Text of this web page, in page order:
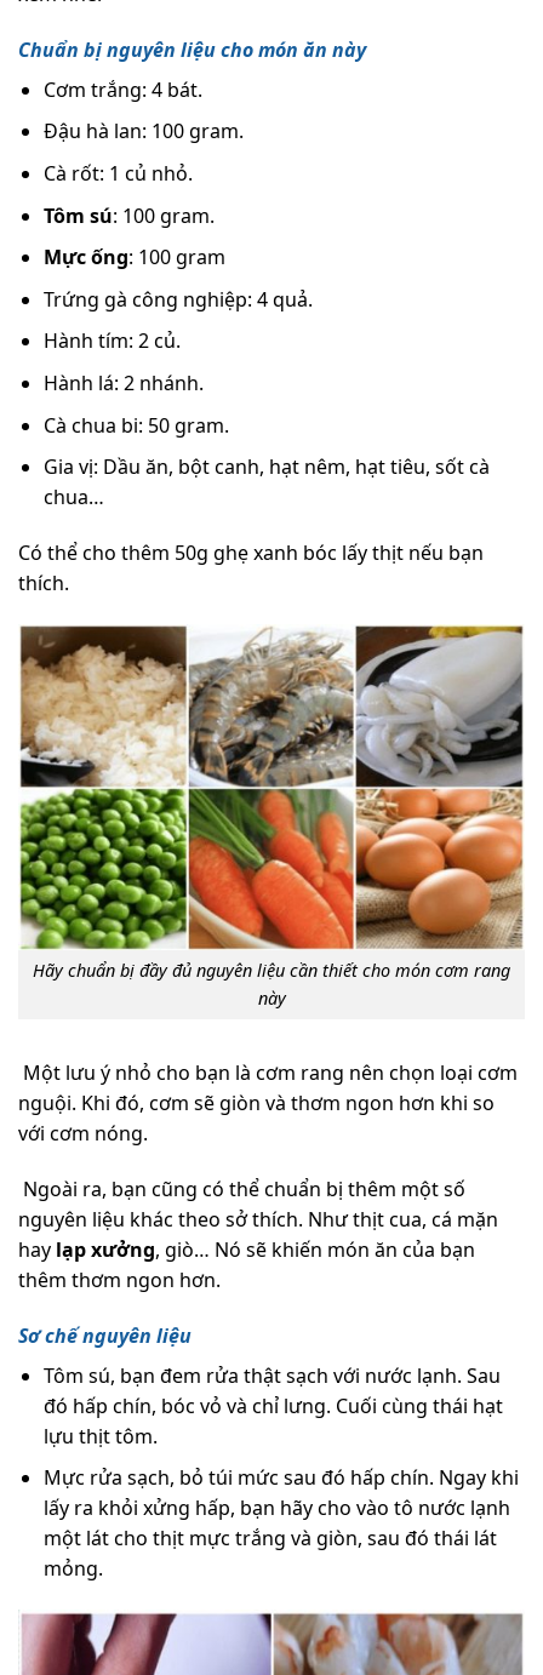
Chuẩn bị nguyên liệu cho món ăn này
Cơm trắng: 4 bát.
Đậu hà lan: 100 gram.
Cà rốt: 1 củ nhỏ.
Tôm sú: 100 gram.
Mực ống: 100 gram
Trứng gà công nghiệp: 4 quả.
Hành tím: 2 củ.
Hành lá: 2 nhánh.
Cà chua bi: 50 gram.
Gia vị: Dầu ăn, bột canh, hạt nêm, hạt tiêu, sốt cà
chua…
Có thể cho thêm 50g ghẹ xanh bóc lấy thịt nếu bạn
thích.
Hãy chuẩn bị đầy đủ nguyên liệu cần thiết cho món cơm rang
này
Một lưu ý nhỏ cho bạn là cơm rang nên chọn loại cơm
nguội. Khi đó, cơm sẽ giòn và thơm ngon hơn khi so
với cơm nóng.
Ngoài ra, bạn cũng có thể chuẩn bị thêm một số
nguyên liệu khác theo sở thích. Như thịt cua, cá mặn
hay lạp xưởng, giò… Nó sẽ khiến món ăn của bạn
thêm thơm ngon hơn.
Sơ chế nguyên liệu
Tôm sú, bạn đem rửa thật sạch với nước lạnh. Sau
đó hấp chín, bóc vỏ và chỉ lưng. Cuối cùng thái hạt
lựu thịt tôm.
Mực rửa sạch, bỏ túi mức sau đó hấp chín. Ngay khi
lấy ra khỏi xửng hấp, bạn hãy cho vào tô nước lạnh
một lát cho thịt mực trắng và giòn, sau đó thái lát
mỏng.